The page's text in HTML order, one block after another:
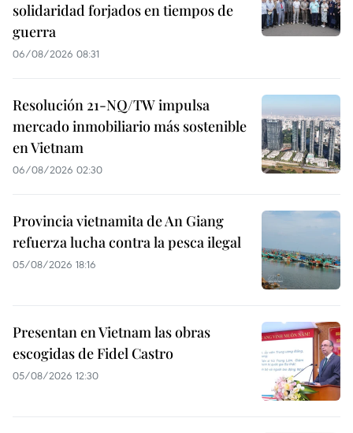
solidaridad forjados en tiempos de
guerra
06/08/2026 08:31
Resolución 21-NQ/TW impulsa
mercado inmobiliario más sostenible
en Vietnam
06/08/2026 02:30
Provincia vietnamita de An Giang
refuerza lucha contra la pesca ilegal
05/08/2026 18:16
Presentan en Vietnam las obras
escogidas de Fidel Castro
05/08/2026 12:30